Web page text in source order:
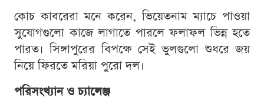
কোচ কাবরেরা মনে করেন, ভিয়েতনাম ম্যাচে পাওয়া
সুযোগগুলো কাজে লাগাতে পারলে ফলাফল ভিন্ন হতে
পারত। সিঙ্গাপুরের বিপক্ষে সেই ভুলগুলো শুধরে জয়
নিয়ে ফিরতে মরিয়া পুরো দল।
পরিসংখ্যান ও চ্যালেঞ্জ